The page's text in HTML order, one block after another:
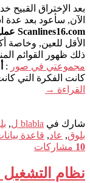
بعد الإختراق
الآن, سأعود بعد
Scanlines16.com عمليات تجميل
الأقل للعين, وخاصة
ذلك ظهور القوائم
مجموعتي في صور :
كانت الفكرة التي
القراءة →
شارك في blabla ل ,
بلوق, عاد, قاعدة
10 مشاركات